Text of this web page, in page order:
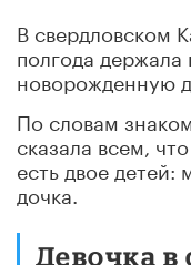
В свердловском
полгода
новорожденную
По словам
сказала всем,
есть двое детей:
дочка.
Девочка в